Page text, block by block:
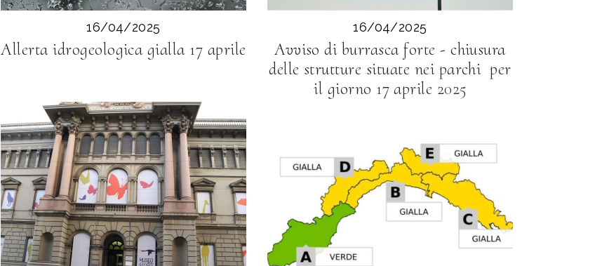
16/04/2025
Allerta idrogeologica gialla 17 aprile
16/04/2025
Avviso di burrasca forte - chiusura
delle strutture situate nei parchi per
il giorno 17 aprile 2025